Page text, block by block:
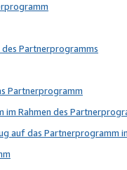
Partnerprogramms
Partnerprogramm
im Rahmen des
auf das Partnerprogramm